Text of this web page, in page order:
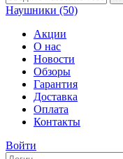
Наушники (50)
Акции
О нас
Новости
Обзоры
Гарантия
Доставка
Оплата
Контакты
Войти